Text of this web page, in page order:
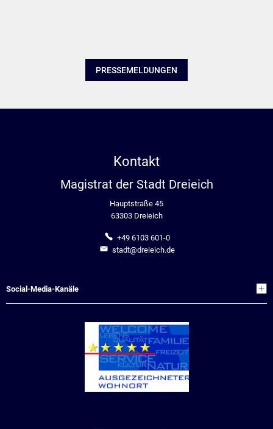
PRESSEMELDUNGEN
Kontakt
Magistrat der Stadt Dreieich
Hauptstraße 45
63303 Dreieich
+49 6103 601-0
stadt@dreieich.de
Social-Media-Kanäle